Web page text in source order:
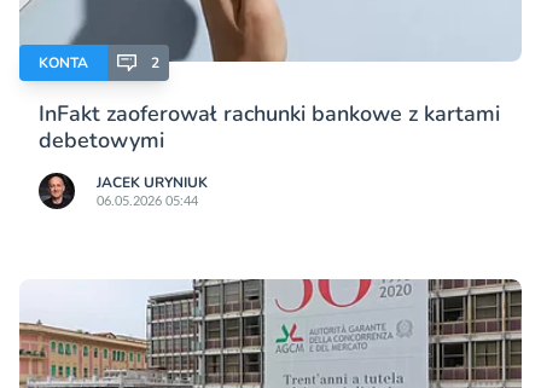
KONTA 2
InFakt zaoferował rachunki bankowe z kartami
debetowymi
JACEK URYNIUK
06.05.2026 05:44